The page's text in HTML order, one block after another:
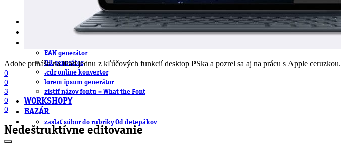
DENNÍK DETEPÁKA
OD DETEPÁKOV
EAN generátor
QR generátor
.cdr online konvertor
lorem ipsum generátor
zistiť názov fontu – What the Font
WORKSHOPY
BAZÁR
zaslať súbor do rubriky Od detepákov
Adobe prináša na iPad jednu z kľúčových funkcií desktop PSka a pozrel sa aj na prácu s Apple ceruzkou.
0
0
3
0
0
Nedeštruktívne editovanie